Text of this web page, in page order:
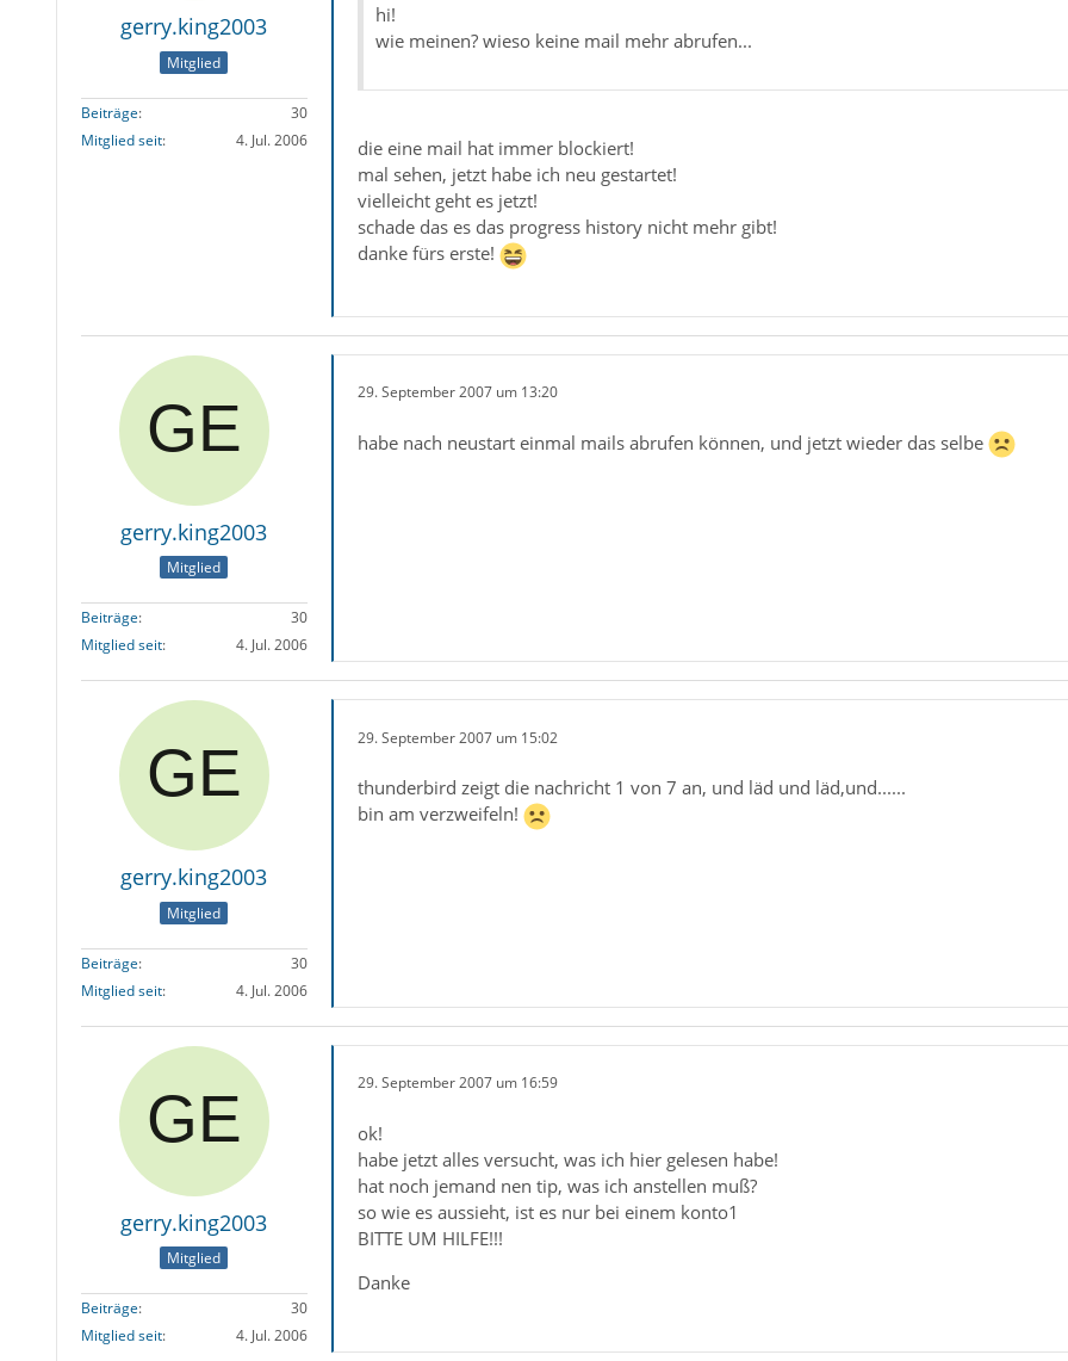
gerry.king2003
Mitglied
Beiträge
30
Mitglied seit
4. Jul. 2006
hi!
wie meinen? wieso keine mail mehr abrufen...
die eine mail hat immer blockiert!
mal sehen, jetzt habe ich neu gestartet!
vielleicht geht es jetzt!
schade das es das progress history nicht mehr gibt!
danke fürs erste!
gerry.king2003
Mitglied
Beiträge
30
Mitglied seit
4. Jul. 2006
29. September 2007 um 13:20
habe nach neustart einmal mails abrufen können, und jetzt wieder das selbe
gerry.king2003
Mitglied
Beiträge
30
Mitglied seit
4. Jul. 2006
29. September 2007 um 15:02
thunderbird zeigt die nachricht 1 von 7 an, und läd und läd,und......
bin am verzweifeln!
gerry.king2003
Mitglied
Beiträge
30
Mitglied seit
4. Jul. 2006
29. September 2007 um 16:59
ok!
habe jetzt alles versucht, was ich hier gelesen habe!
hat noch jemand nen tip, was ich anstellen muß?
so wie es aussieht, ist es nur bei einem konto1
BITTE UM HILFE!!!
Danke